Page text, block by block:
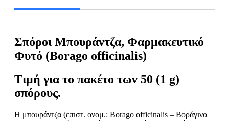
Σπόροι Μπουράντζα, Φαρμακευτικό
Φυτό (Borago officinalis)
Τιμή για το πακέτο των 50 (1 g)
σπόρους.
Η μπουράντζα (επιστ. ονομ.: Borago officinalis – Βοράγινο